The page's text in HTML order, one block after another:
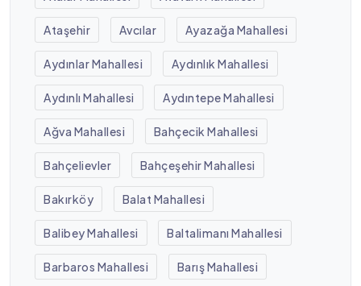
Ataşehir Avcılar Ayazağa Mahallesi
Aydınlar Mahallesi Aydınlık Mahallesi
Aydınlı Mahallesi Aydıntepe Mahallesi
Ağva Mahallesi Bahçecik Mahallesi
Bahçelievler Bahçeşehir Mahallesi
Bakırköy Balat Mahallesi
Balibey Mahallesi Baltalimanı Mahallesi
Barbaros Mahallesi Barış Mahallesi